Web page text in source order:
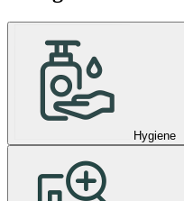
Hygiene